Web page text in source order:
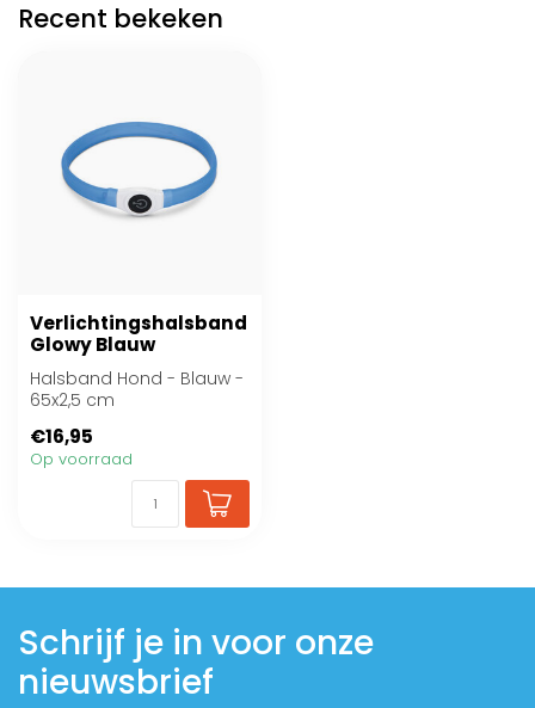
Recent bekeken
Verlichtingshalsband
Glowy Blauw
Halsband Hond - Blauw -
65x2,5 cm
€16,95
Op voorraad
Schrijf je in voor onze
nieuwsbrief